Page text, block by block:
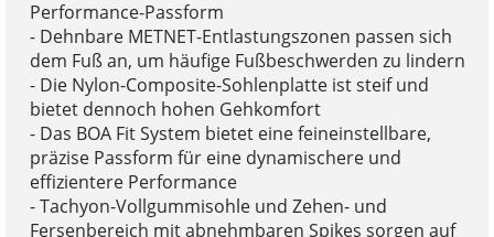
Performance-Passform
- Dehnbare METNET-Entlastungszonen passen sich
dem Fuß an, um häufige Fußbeschwerden zu lindern
- Die Nylon-Composite-Sohlenplatte ist steif und
bietet dennoch hohen Gehkomfort
- Das BOA Fit System bietet eine feineinstellbare,
präzise Passform für eine dynamischere und
effizientere Performance
- Tachyon-Vollgummisohle und Zehen- und
Fersenbereich mit abnehmbaren Spikes sorgen auf